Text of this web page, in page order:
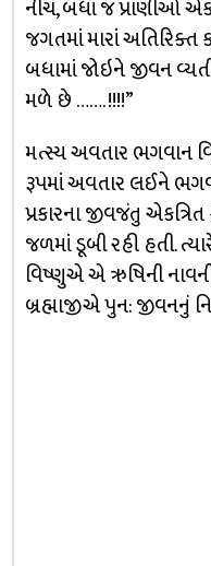
નીચ, બધાં જ પ્રાણીઓ
જગતમાં મારાં
બધામાં જોઇને જીવન
મળે છે ……. !!!!”
મત્સ્ય અવતાર ભગવાન
રૂપમાં અવતાર લઈને
પ્રકારના જીવજંતુ
જળમાં ડૂબી રહી હતી.
વિષ્ણુએ એ ઋષિની નાવની
બ્રહ્માજીએ પુન: જીવનનું